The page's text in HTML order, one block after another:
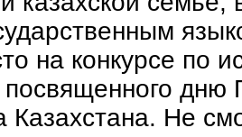
на конкурсе по
дню
Казахстана. Не